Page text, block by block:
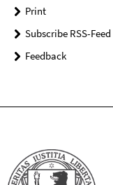
Print
Subscribe RSS-Feed
Feedback